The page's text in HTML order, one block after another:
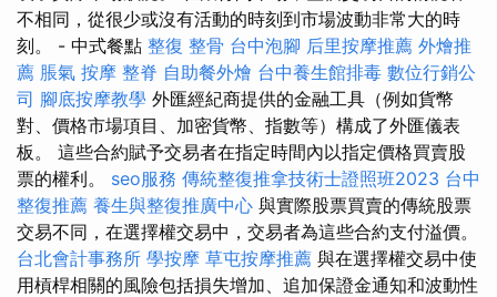
不相同，從很少或沒有活動的時刻到市場波動非常大的時
刻。 - 中式餐點 整復 整骨 台中泡腳 后里按摩推薦 外燴推
薦 脹氣 按摩 整脊 自助餐外燴 台中養生館排毒 數位行銷公
司 腳底按摩教學 外匯經紀商提供的金融工具（例如貨幣
對、價格市場項目、加密貨幣、指數等）構成了外匯儀表
板。 這些合約賦予交易者在指定時間內以指定價格買賣股
票的權利。 seo服務 傳統整復推拿技術士證照班2023 台中
整復推薦 養生與整復推廣中心 與實際股票買賣的傳統股票
交易不同，在選擇權交易中，交易者為這些合約支付溢價。
台北會計事務所 學按摩 草屯按摩推薦 與在選擇權交易中使
用槓桿相關的風險包括損失增加、追加保證金通知和波動性